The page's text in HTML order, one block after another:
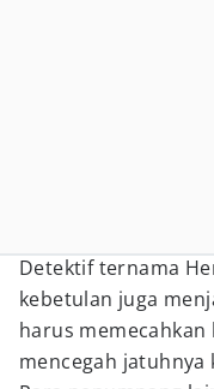
Detektif ternama
kebetulan juga
harus
mencegah